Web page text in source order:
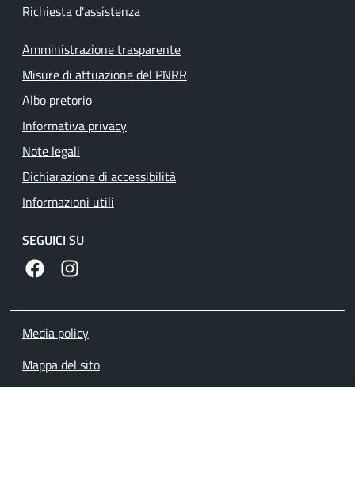
Richiesta d'assistenza
Amministrazione trasparente
Misure di attuazione del PNRR
Albo pretorio
Informativa privacy
Note legali
Dichiarazione di accessibilità
Informazioni utili
SEGUICI SU
https://www.facebook.com/comunecolleferro/
Media policy
Mappa del sito